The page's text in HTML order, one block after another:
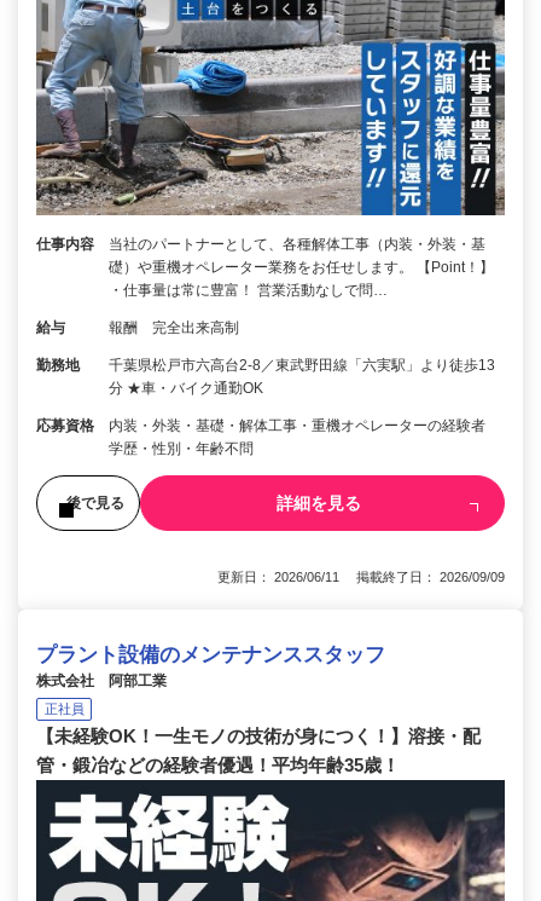
仕事内容
当社のパートナーとして、各種解体工事（内装・外装・基
礎）や重機オペレーター業務をお任せします。 【Point！】
・仕事量は常に豊富！ 営業活動なしで問…
給与 報酬 完全出来高制
勤務地
千葉県松戸市六高台2-8／東武野田線「六実駅」より徒歩13
分 ★車・バイク通勤OK
応募資格
内装・外装・基礎・解体工事・重機オペレーターの経験者
学歴・性別・年齢不問
後で見る 詳細を見る
更新日： 2026/06/11 掲載終了日： 2026/09/09
プラント設備のメンテナンススタッフ
株式会社 阿部工業
正社員
【未経験OK！一生モノの技術が身につく！】溶接・配
管・鍛冶などの経験者優遇！平均年齢35歳！